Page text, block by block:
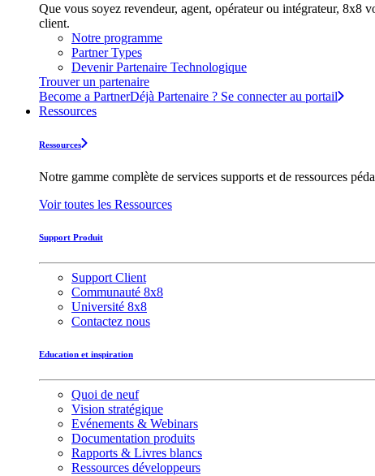
Que vous soyez revendeur, agent, opérateur ou intégrateur, 8x8
client.
Notre programme
Partner Types
Devenir Partenaire Technologique
Trouver un partenaire
Become a PartnerDéjà Partenaire ? Se connecter au portail
Ressources
Ressources
Notre gamme complète de services supports et de ressources
Voir toutes les Ressources
Support Produit
Support Client
Communauté 8x8
Université 8x8
Contactez nous
Education et inspiration
Quoi de neuf
Vision stratégique
Evénements & Webinars
Documentation produits
Rapports & Livres blancs
Ressources développeurs